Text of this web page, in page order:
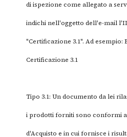
di ispezione come allegato a
indichi nell'oggetto dell'e-mail
"Certificazione 3.1". Ad esempio:
Certificazione 3.1
Tipo 3.1: Un documento da lei
i prodotti forniti sono conformi
d'Acquisto e in cui fornisce i